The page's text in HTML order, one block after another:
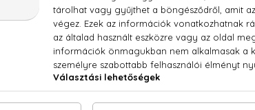
TOP KATEGÓRIÁK
Női parfümök
Kapcsolat